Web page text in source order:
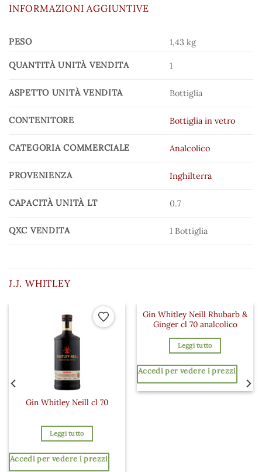
INFORMAZIONI AGGIUNTIVE
PESO 1,43 kg
QUANTITÀ UNITÀ VENDITA 1
ASPETTO UNITÀ VENDITA Bottiglia
CONTENITORE Bottiglia in vetro
CATEGORIA COMMERCIALE Analcolico
PROVENIENZA Inghilterra
CAPACITÀ UNITÀ LT 0.7
QXC VENDITA 1 Bottiglia
J.J. WHITLEY
Aggiungi ai preferiti
Gin Whitley Neill cl 70
Leggi tutto
Accedi per vedere i prezzi
Gin Whitley Neill Rhubarb &
Ginger cl 70 analcolico
Leggi tutto
Accedi per vedere i prezzi